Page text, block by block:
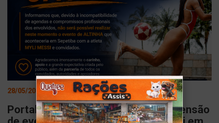
28/05/2026
Portal Sepetiba News informa suspensão